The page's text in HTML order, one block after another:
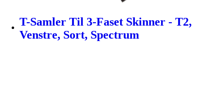
T-Samler Til 3-Faset Skinner - T2,
Venstre, Sort, Spectrum